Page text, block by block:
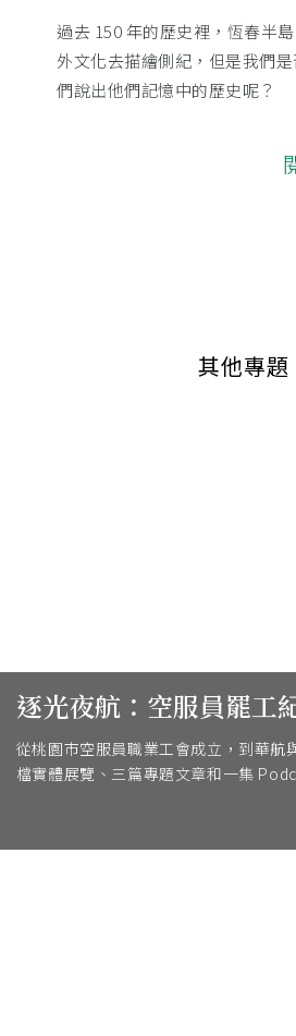
過去 150 年的歷史裡，恆春半
外文化去描繪側紀，但是我們
們說出他們記憶中的歷史呢？
其他專題
逐光夜航：空服員罷工
從桃園市空服員職業工會成立，到華航
檔實體展覽、三篇專題文章和一集